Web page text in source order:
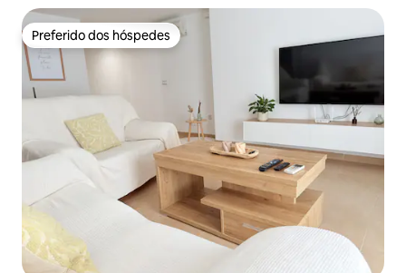
Preferido dos hóspedes
Preferido dos hóspedes